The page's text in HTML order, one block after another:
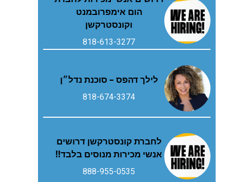
הום אימפרובמנט
וקונסטרקשן
818-613-3277
לילך דהפס – סוכנת נדל״ן
818-674-3374
לחברת קונסטרקשן דרושים
אנשי מכירות מנוסים בלבד!!
888-955-0535